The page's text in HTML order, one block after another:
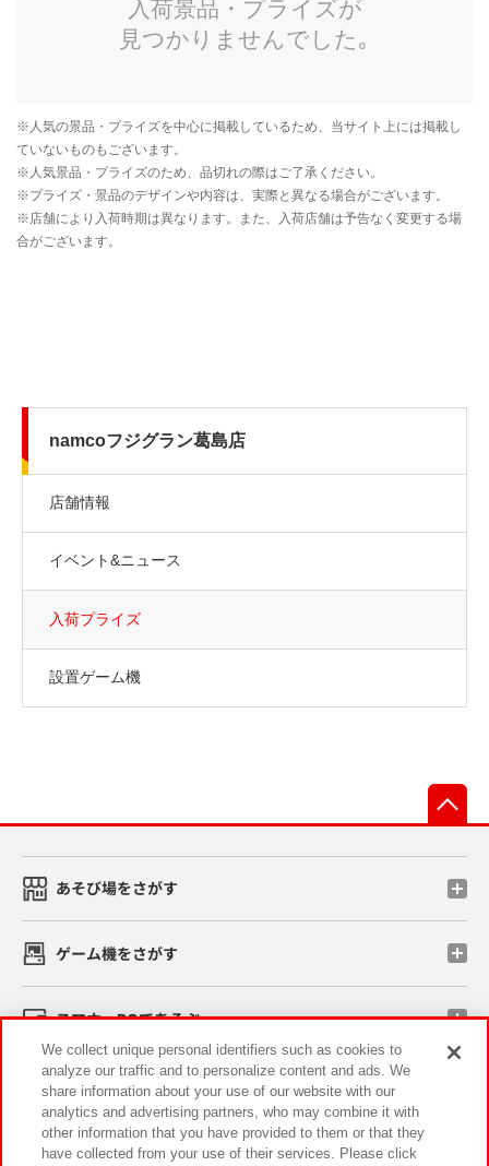
namcoフジグラン葛島店
店舗情報
イベント&ニュース
入荷プライズ
設置ゲーム機
あそび場をさがす
ゲーム機をさがす
スマホ・PCであそぶ
イベント・キャンペーン
We collect unique personal identifiers such as cookies to
analyze our traffic and to personalize content and ads. We
share information about your use of our website with our
analytics and advertising partners, who may combine it with
other information that you have provided to them or that they
have collected from your use of their services. Please click